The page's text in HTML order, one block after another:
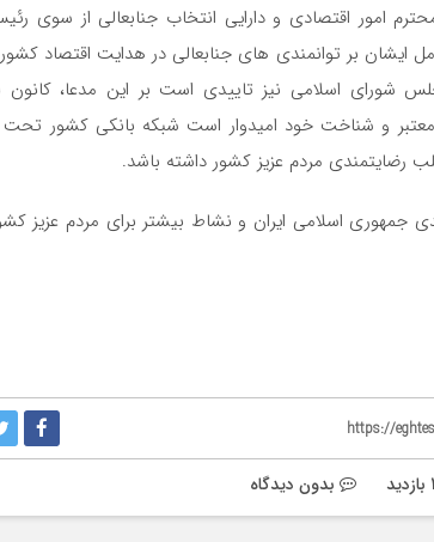
امور اقتصادی و دارایی انتخاب جنابعالی از سوی
ایشان بر توانمندی های جنابعالی در هدایت اقتصاد
شورای اسلامی نیز تاییدی است بر این مدعا، کانون
و شناخت خود امیدوار است شبکه بانکی کشور
رضایتمندی مردم عزیز کشور داشته باشد.
جمهوری اسلامی ایران و نشاط بیشتر برای مردم عزیز
https://
بدون دیدگاه